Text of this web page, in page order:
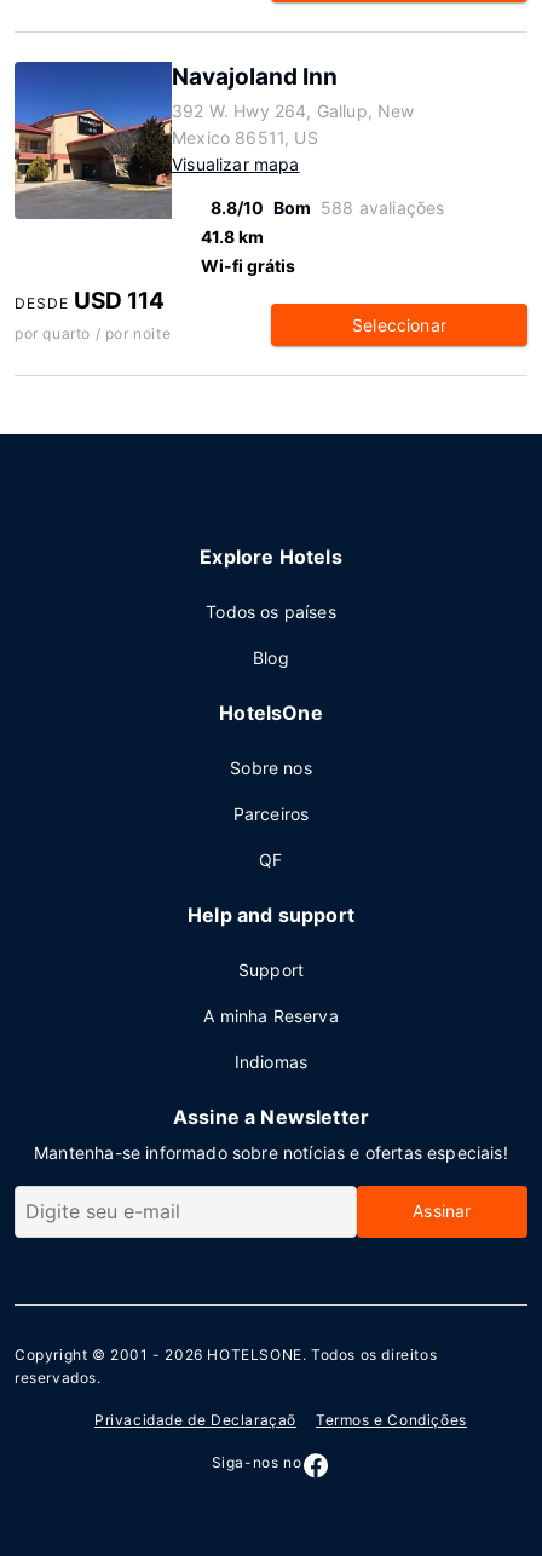
Navajoland Inn
392 W. Hwy 264, Gallup, New
Mexico 86511, US
Visualizar mapa
8.8/10 Bom 588 avaliações
41.8 km
Wi-fi grátis
DESDE USD 114
por quarto / por noite Seleccionar
Explore Hotels
Todos os países
Blog
HotelsOne
Sobre nos
Parceiros
QF
Help and support
Support
A minha Reserva
Indiomas
Assine a Newsletter
Mantenha-se informado sobre notícias e ofertas especiais!
Assinar
Copyright © 2001 - 2026 HOTELSONE. Todos os direitos
reservados.
Privacidade de Declaraçaõ Termos e Condições
Siga-nos no